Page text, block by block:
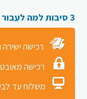
3 סיבות למה לעבור לפעמית אונליין:
רכישה
רכישה
משלוח עד